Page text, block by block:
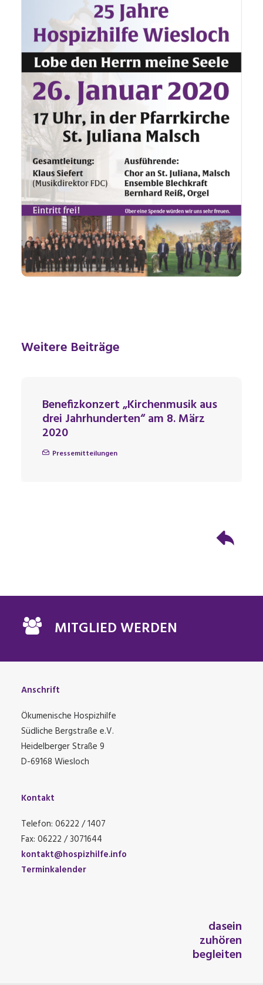
Weitere Beiträge
Benefizkonzert „Kirchenmusik aus
drei Jahrhunderten“ am 8. März
2020
Pressemitteilungen
MITGLIED WERDEN
Anschrift
Ökumenische Hospizhilfe
Südliche Bergstraße e.V.
Heidelberger Straße 9
D-69168 Wiesloch
Kontakt
Telefon: 06222 / 1407
Fax: 06222 / 3071644
kontakt@hospizhilfe.info
Terminkalender
dasein
zuhören
begleiten